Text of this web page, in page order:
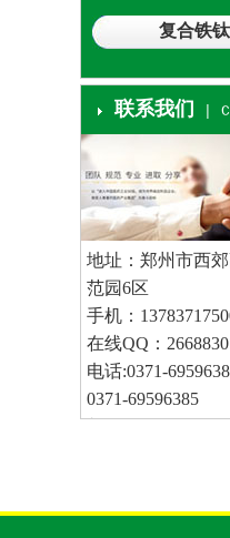
复合铁
联系我们 |
地址：郑州市西
范园6区
手机：
在线QQ：
电话:0371-
0371-69596385